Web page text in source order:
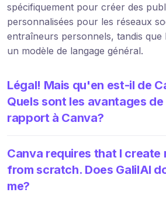
spécifiquement pour créer des
personnalisées pour les réseaux
entraîneurs personnels, tandis que
un modèle de langage général.
Légal! Mais qu'en est-il de
Quels sont les avantages de
rapport à Canva?
Canva requires that I create
from scratch. Does GalilAI
me?